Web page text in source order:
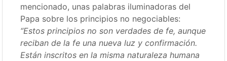
mencionado, unas palabras iluminadoras del
Papa sobre los principios no negociables:
“Estos principios no son verdades de fe, aunque
reciban de la fe una nueva luz y confirmación.
Están inscritos en la misma naturaleza humana